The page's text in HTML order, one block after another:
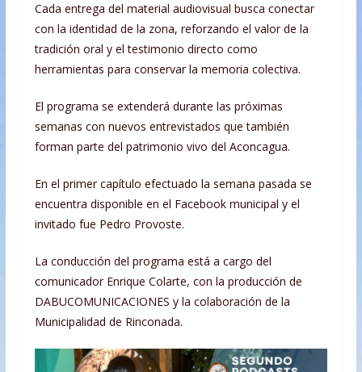
Cada entrega del material audiovisual busca conectar
con la identidad de la zona, reforzando el valor de la
tradición oral y el testimonio directo como
herramientas para conservar la memoria colectiva.
El programa se extenderá durante las próximas
semanas con nuevos entrevistados que también
forman parte del patrimonio vivo del Aconcagua.
En el primer capítulo efectuado la semana pasada se
encuentra disponible en el Facebook municipal y el
invitado fue Pedro Provoste.
La conducción del programa está a cargo del
comunicador Enrique Colarte, con la producción de
DABUCOMUNICACIONES y la colaboración de la
Municipalidad de Rinconada.